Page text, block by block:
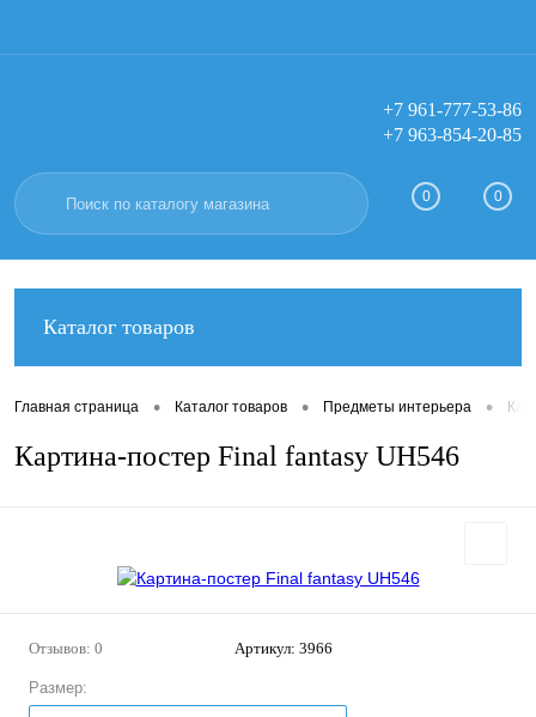
Вход Регистрация
+7 961-777-53-86
+7 963-854-20-85
0 0
Каталог товаров
Главная страница • Каталог товаров • Предметы интерьера •
Картина-постер Final fantasy UH546
Отзывов: 0 Артикул: 3966
Размер: